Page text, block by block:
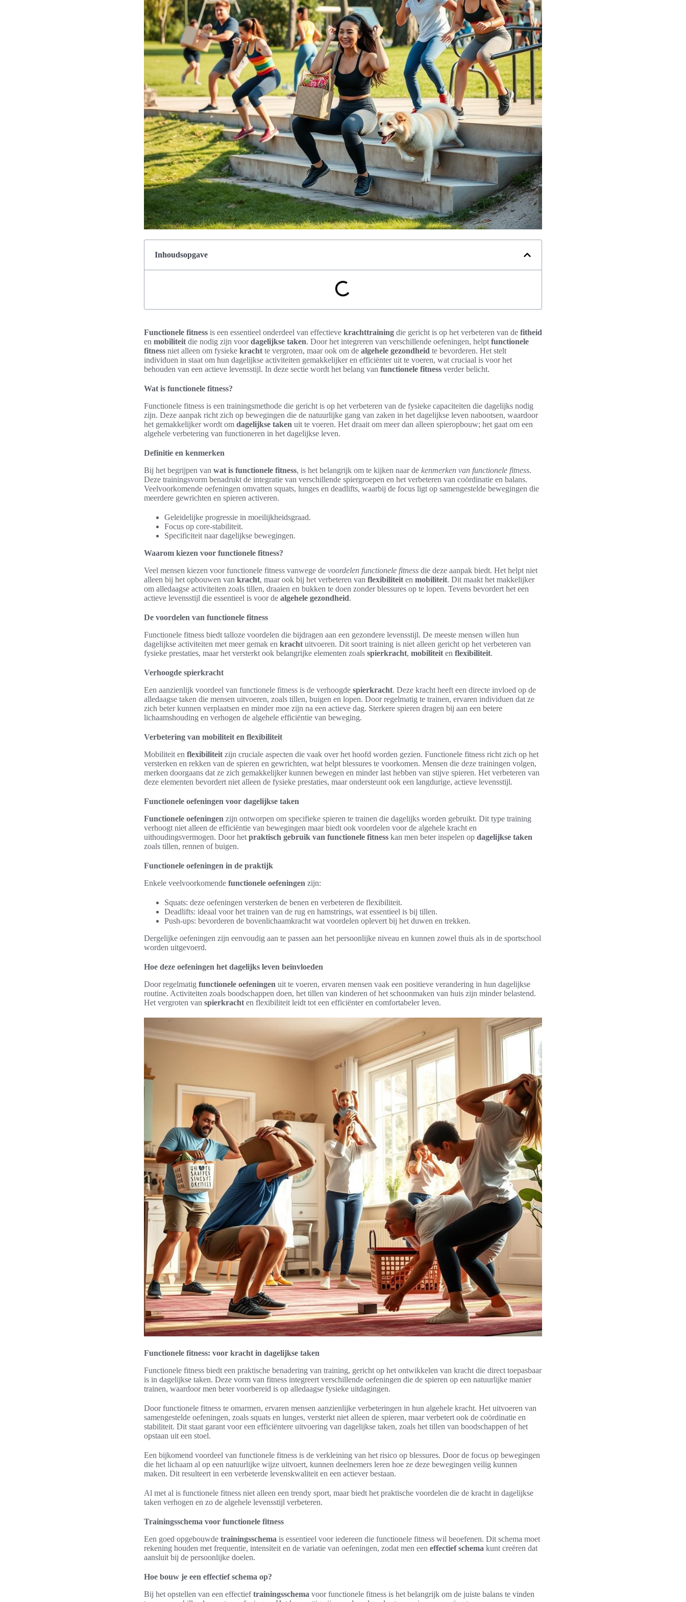
Inhoudsopgave
Functionele fitness is een essentieel onderdeel van effectieve krachttraining die gericht is op het verbeteren van de fitheid
en mobiliteit die nodig zijn voordagelijkse taken. Door het integreren van verschillende oefeningen, helpt functionele
fitness niet alleen om fysieke kracht te vergroten, maar ook om de algehele gezondheid te bevorderen. Het stelt
individuen in staat om hun dagelijkse activiteiten gemakkelijker en efficiënter uit te voeren, wat cruciaal is voor het
behouden van een actieve levensstijl. In deze sectie wordt het belang van functionele fitness verder belicht.
Wat is functionele fitness?
Functionele fitness is een trainingsmethode die gericht is op het verbeteren van de fysieke capaciteiten die dagelijks nodig
zijn. Deze aanpak richt zich op bewegingen die de natuurlijke gang van zaken in het dagelijkse leven nabootsen, waardoor
het gemakkelijker wordt om dagelijkse taken uit te voeren. Het draait om meer dan alleen spieropbouw; het gaat om een
algehele verbetering van functioneren in het dagelijkse leven.
Definitie en kenmerken
Bij het begrijpen van wat is functionele fitness, is het belangrijk om te kijken naar de kenmerken van functionele fitness.
Deze trainingsvorm benadrukt de integratie van verschillende spiergroepen en het verbeteren van coördinatie en balans.
Veelvoorkomende oefeningen omvatten squats, lunges en deadlifts, waarbij de focus ligt op samengestelde bewegingen die
meerdere gewrichten en spieren activeren.
Geleidelijke progressie in moeilijkheidsgraad.
Focus op core-stabiliteit.
Specificiteit naar dagelijkse bewegingen.
Waarom kiezen voor functionele fitness?
Veel mensen kiezen voor functionele fitness vanwege de voordelen functionele fitness die deze aanpak biedt. Het helpt niet
alleen bij het opbouwen van kracht, maar ook bij het verbeteren van flexibiliteit en mobiliteit. Dit maakt het makkelijker
om alledaagse activiteiten zoals tillen, draaien en bukken te doen zonder blessures op te lopen. Tevens bevordert het een
actieve levensstijl die essentieel is voor de algehele gezondheid.
De voordelen van functionele fitness
Functionele fitness biedt talloze voordelen die bijdragen aan een gezondere levensstijl. De meeste mensen willen hun
dagelijkse activiteiten met meer gemak en kracht uitvoeren. Dit soort training is niet alleen gericht op het verbeteren van
fysieke prestaties, maar het versterkt ook belangrijke elementen zoals spierkracht, mobiliteit en flexibiliteit.
Verhoogde spierkracht
Een aanzienlijk voordeel van functionele fitness is de verhoogde spierkracht. Deze kracht heeft een directe invloed op de
alledaagse taken die mensen uitvoeren, zoals tillen, buigen en lopen. Door regelmatig te trainen, ervaren individuen dat ze
zich beter kunnen verplaatsen en minder moe zijn na een actieve dag. Sterkere spieren dragen bij aan een betere
lichaamshouding en verhogen de algehele efficiëntie van beweging.
Verbetering van mobiliteit en flexibiliteit
Mobiliteit en flexibiliteit zijn cruciale aspecten die vaak over het hoofd worden gezien. Functionele fitness richt zich op het
versterken en rekken van de spieren en gewrichten, wat helpt blessures te voorkomen. Mensen die deze trainingen volgen,
merken doorgaans dat ze zich gemakkelijker kunnen bewegen en minder last hebben van stijve spieren. Het verbeteren van
deze elementen bevordert niet alleen de fysieke prestaties, maar ondersteunt ook een langdurige, actieve levensstijl.
Functionele oefeningen voor dagelijkse taken
Functionele oefeningen zijn ontworpen om specifieke spieren te trainen die dagelijks worden gebruikt. Dit type training
verhoogt niet alleen de efficiëntie van bewegingen maar biedt ook voordelen voor de algehele kracht en
uithoudingsvermogen. Door het praktisch gebruik van functionele fitness kan men beter inspelen op dagelijkse taken
zoals tillen, rennen of buigen.
Functionele oefeningen in de praktijk
Enkele veelvoorkomende functionele oefeningen zijn:
Squats: deze oefeningen versterken de benen en verbeteren de flexibiliteit.
Deadlifts: ideaal voor het trainen van de rug en hamstrings, wat essentieel is bij tillen.
Push-ups: bevorderen de bovenlichaamkracht wat voordelen oplevert bij het duwen en trekken.
Dergelijke oefeningen zijn eenvoudig aan te passen aan het persoonlijke niveau en kunnen zowel thuis als in de sportschool
worden uitgevoerd.
Hoe deze oefeningen het dagelijks leven beïnvloeden
Door regelmatig functionele oefeningen uit te voeren, ervaren mensen vaak een positieve verandering in hun dagelijkse
routine. Activiteiten zoals boodschappen doen, het tillen van kinderen of het schoonmaken van huis zijn minder belastend.
Het vergroten van spierkracht en flexibiliteit leidt tot een efficiënter en comfortabeler leven.
Functionele fitness: voor kracht in dagelijkse taken
Functionele fitness biedt een praktische benadering van training, gericht op het ontwikkelen van kracht die direct toepasbaar
is in dagelijkse taken. Deze vorm van fitness integreert verschillende oefeningen die de spieren op een natuurlijke manier
trainen, waardoor men beter voorbereid is op alledaagse fysieke uitdagingen.
Door functionele fitness te omarmen, ervaren mensen aanzienlijke verbeteringen in hun algehele kracht. Het uitvoeren van
samengestelde oefeningen, zoals squats en lunges, versterkt niet alleen de spieren, maar verbetert ook de coördinatie en
stabiliteit. Dit staat garant voor een efficiëntere uitvoering van dagelijkse taken, zoals het tillen van boodschappen of het
opstaan uit een stoel.
Een bijkomend voordeel van functionele fitness is de verkleining van het risico op blessures. Door de focus op bewegingen
die het lichaam al op een natuurlijke wijze uitvoert, kunnen deelnemers leren hoe ze deze bewegingen veilig kunnen
maken. Dit resulteert in een verbeterde levenskwaliteit en een actiever bestaan.
Al met al is functionele fitness niet alleen een trendy sport, maar biedt het praktische voordelen die de kracht in dagelijkse
taken verhogen en zo de algehele levensstijl verbeteren.
Trainingsschema voor functionele fitness
Een goed opgebouwde trainingsschema is essentieel voor iedereen die functionele fitness wil beoefenen. Dit schema moet
rekening houden met frequentie, intensiteit en de variatie van oefeningen, zodat men een effectief schema kunt creëren dat
aansluit bij de persoonlijke doelen.
Hoe bouw je een effectief schema op?
Bij het opstellen van een effectieftrainingsschema voor functionele fitness is het belangrijk om de juiste balans te vinden